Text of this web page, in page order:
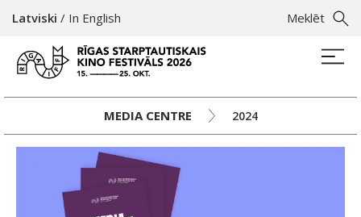
Meklēt
Latviski / In English
MEDIA CENTRE 2024